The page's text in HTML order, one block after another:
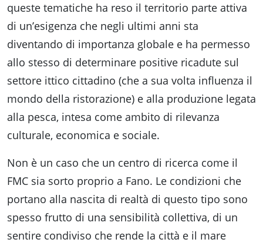
queste tematiche ha reso il territorio parte attiva
di un’esigenza che negli ultimi anni sta
diventando di importanza globale e ha permesso
allo stesso di determinare positive ricadute sul
settore ittico cittadino (che a sua volta influenza il
mondo della ristorazione) e alla produzione legata
alla pesca, intesa come ambito di rilevanza
culturale, economica e sociale.
Non è un caso che un centro di ricerca come il
FMC sia sorto proprio a Fano. Le condizioni che
portano alla nascita di realtà di questo tipo sono
spesso frutto di una sensibilità collettiva, di un
sentire condiviso che rende la città e il mare